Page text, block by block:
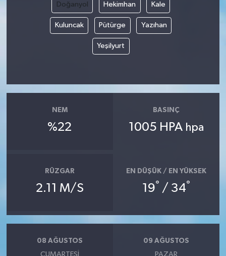
Doğanyol Hekimhan Kale
Kuluncak Pütürge Yazıhan
Yeşilyurt
NEM
%22
BASINÇ
1005 HPA hpa
RÜZGAR
2.11 M/S
EN DÜŞÜK / EN YÜKSEK
19° / 34°
08 AĞUSTOS
CUMARTESI
09 AĞUSTOS
PAZAR